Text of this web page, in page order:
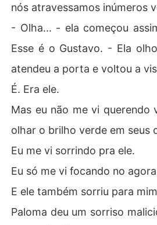
nós atravessamos inúmeros
- Olha... - ela começou
Esse é o Gustavo. - Ela
atendeu a porta e voltou a
É. Era ele.
Mas eu não me vi querendo
olhar o brilho verde em seus
Eu me vi sorrindo pra ele.
Eu só me vi focando no
E ele também sorriu para
Paloma deu um sorriso